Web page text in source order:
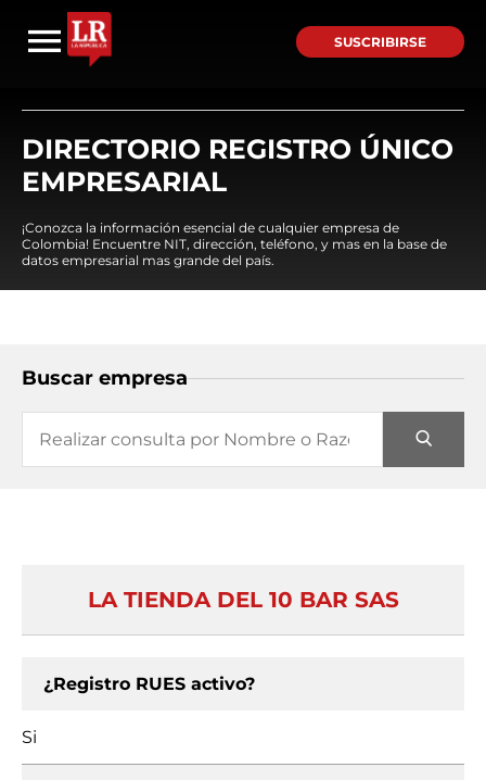
SUSCRIBIRSE
DIRECTORIO REGISTRO ÚNICO
EMPRESARIAL
¡Conozca la información esencial de cualquier empresa de
Colombia! Encuentre NIT, dirección, teléfono, y mas en la base de
datos empresarial mas grande del país.
Buscar empresa
LA TIENDA DEL 10 BAR SAS
¿Registro RUES activo?
Si